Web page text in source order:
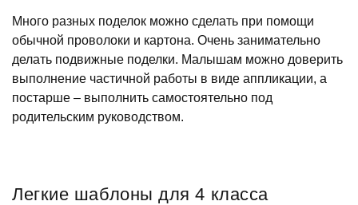
Много разных поделок можно сделать при помощи
обычной проволоки и картона. Очень занимательно
делать подвижные поделки. Малышам можно доверить
выполнение частичной работы в виде аппликации, а
постарше – выполнить самостоятельно под
родительским руководством.
Легкие шаблоны для 4 класса